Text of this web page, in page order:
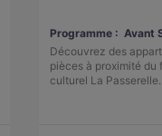
Programme : Avant
Découvrez des
pièces à proximité du
culturel La Passerelle.